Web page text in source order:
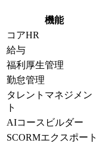
機能
コアHR
給与
福利厚生管理
勤怠管理
タレントマネジメン
ト
AIコースビルダー
SCORMエクスポート